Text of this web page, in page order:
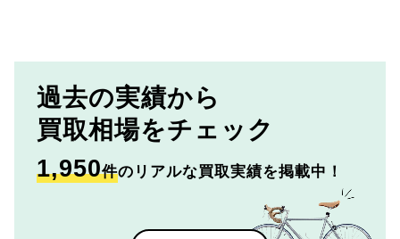
過去の実績から
買取相場をチェック
1,950件のリアルな買取実績を掲載中！